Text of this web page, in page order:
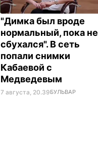
"Димка был вроде
нормальный, пока не
сбухался". В сеть
попали снимки
Кабаевой с
Медведевым
7 августа, 20.39БУЛЬВАР